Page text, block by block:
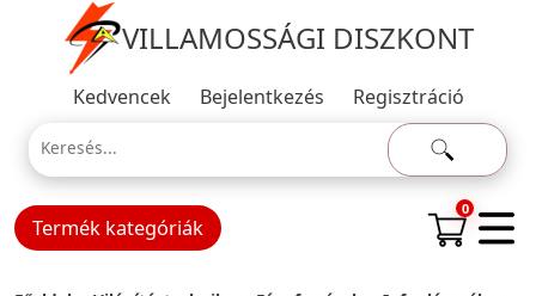
VILLAMOSSÁGI DISZKONT
Kedvencek Bejelentkezés Regisztráció
Termék kategóriák
0